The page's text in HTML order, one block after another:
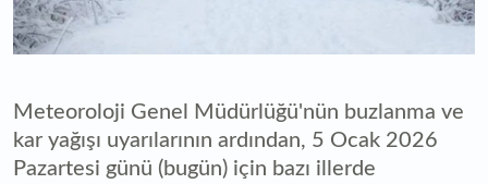
Meteoroloji Genel Müdürlüğü'nün buzlanma ve
kar yağışı uyarılarının ardından, 5 Ocak 2026
Pazartesi günü (bugün) için bazı illerde